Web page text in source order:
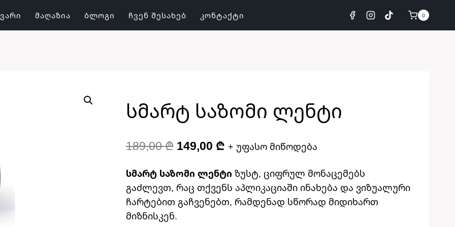
ᲛᲐᲦᲐᲖᲘᲐ ᲑᲚᲝᲒᲘ ᲩᲕᲔᲜ ᲨᲔᲡᲐᲮᲔᲑ ᲙᲝᲜᲢᲐᲥᲢᲘ 0
Სმარტ Საზომი Ლენტი
189,00₾ Original
was:
189,00 ₾.
149,00 ₾Current
is:
149,00 ₾.
+ უფასო მიწოდება
სმარტ საზომი ლენტი ზუსტ, ციფრულ მონაცემებს
გაძლევთ, რაც თქვენს აპლიკაციაში ინახება და ვიზუალური
ჩარტებით გაჩვენებთ, რამდენად სწორად მიდიხართ
მიზნისკენ.